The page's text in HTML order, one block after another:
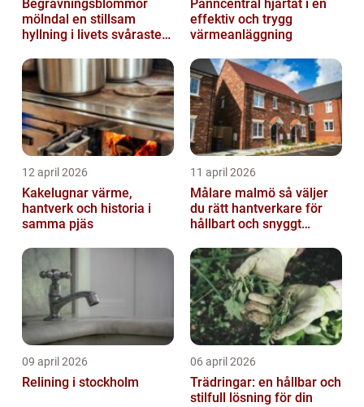
Begravningsblommor
mölndal en stillsam
hyllning i livets svåraste
Panncentral hjärtat i en
effektiv och trygg
värmeanläggning
12 april 2026
Kakelugnar värme,
hantverk och historia i
samma pjäs
11 april 2026
Målare malmö så väljer
du rätt hantverkare för
hållbart och snyggt
09 april 2026
Relining i stockholm
06 april 2026
Trädringar: en hållbar och
stilfull lösning för din